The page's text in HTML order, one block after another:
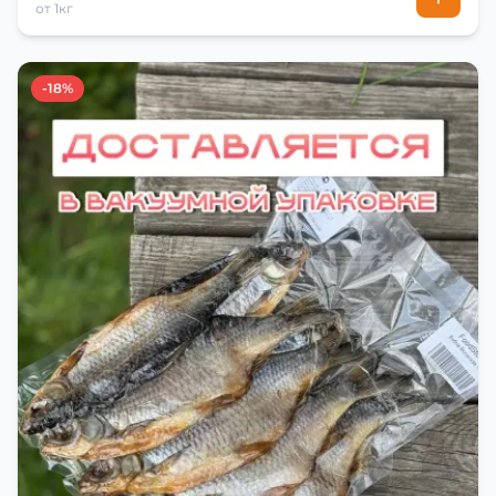
от 1кг
-18%